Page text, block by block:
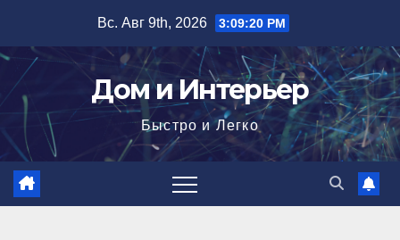
содержимому
Вс. Авг 9th, 2026 3:09:21 PM
Дом и Интерьер
Быстро и Легко